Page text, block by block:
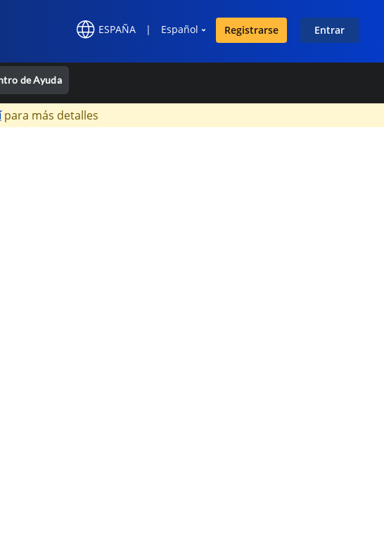
ESPAÑA | Español Registrarse Entrar
de Ayuda
para más detalles